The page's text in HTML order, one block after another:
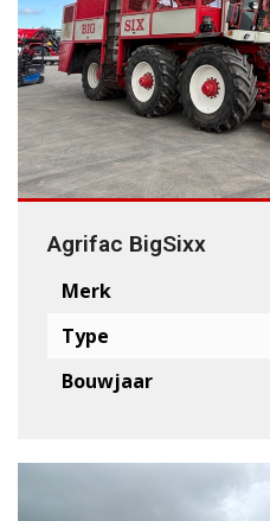
Agrifac BigSixx
Merk
Type
Bouwjaar